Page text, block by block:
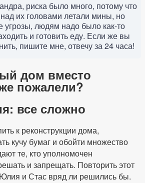
риска было много, потому что
их головами летали мины, но
угрозы, людям надо было как-то
и готовить еду. Если же вы
пишите мне, отвечу за 24 часа!
дом вместо
пожалели?
все сложно
к реконструкции дома,
кучу бумаг и обойти множество
те, кто уполномочен
и запрещать. Повторить этот
и Стас вряд ли решились бы.